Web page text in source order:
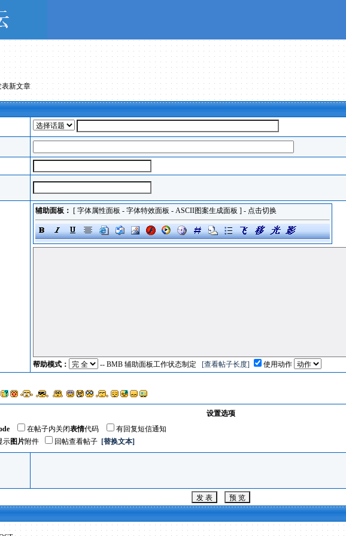
新文章
辅助面板： [ 字体属性面板 - 字体特效面板 - ASCII图案生成面板 ] - 点击切换
帮助模式： -- BMB 辅助面板工作状态制定 [查看帖子长度] 使用动作
设置选项
在帖子内关闭表情代码
有回复短信通知
示图片附件 回帖查看帖子 [替换文本]